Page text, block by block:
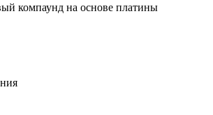
компаунд на основе платины